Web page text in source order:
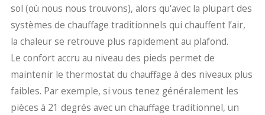
sol (où nous nous trouvons), alors qu'avec la plupart des
systèmes de chauffage traditionnels qui chauffent l’air,
la chaleur se retrouve plus rapidement au plafond.
Le confort accru au niveau des pieds permet de
maintenir le thermostat du chauffage à des niveaux plus
faibles. Par exemple, si vous tenez généralement les
pièces à 21 degrés avec un chauffage traditionnel, un